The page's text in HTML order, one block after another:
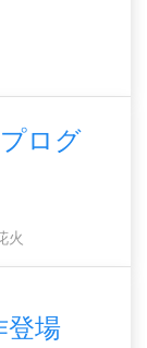
ログ
火
登場